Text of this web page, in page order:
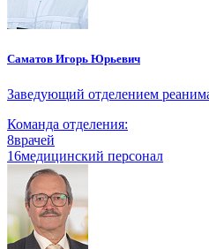
Саматов Игорь Юрьевич
Заведующий отделением
Команда отделения:
8врачей
16медицинский персонал